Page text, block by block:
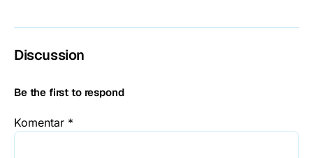
Discussion
Be the first to respond
Komentar *